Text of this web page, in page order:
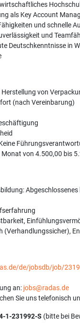
als Key Account
und schnelle
und
Deutschkenntnisse in
Herstellung von
(nach Vereinbarung)
von 4.500,00 bis
(Verhandlungssicher),
de/jobsdb/job/
an: jobs@radas.de
Sie uns telefonisch
1-231992-S (bitte bei